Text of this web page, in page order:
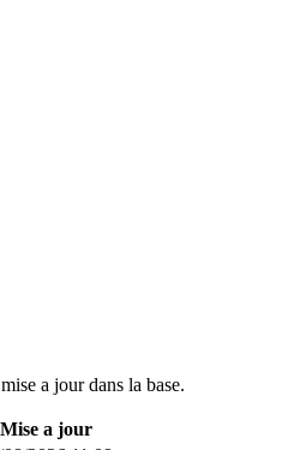
a jour dans la base.
Mise a jour